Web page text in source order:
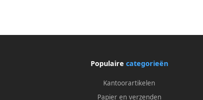
Populaire categorieën
Kantoorartikelen
Papier en verzenden